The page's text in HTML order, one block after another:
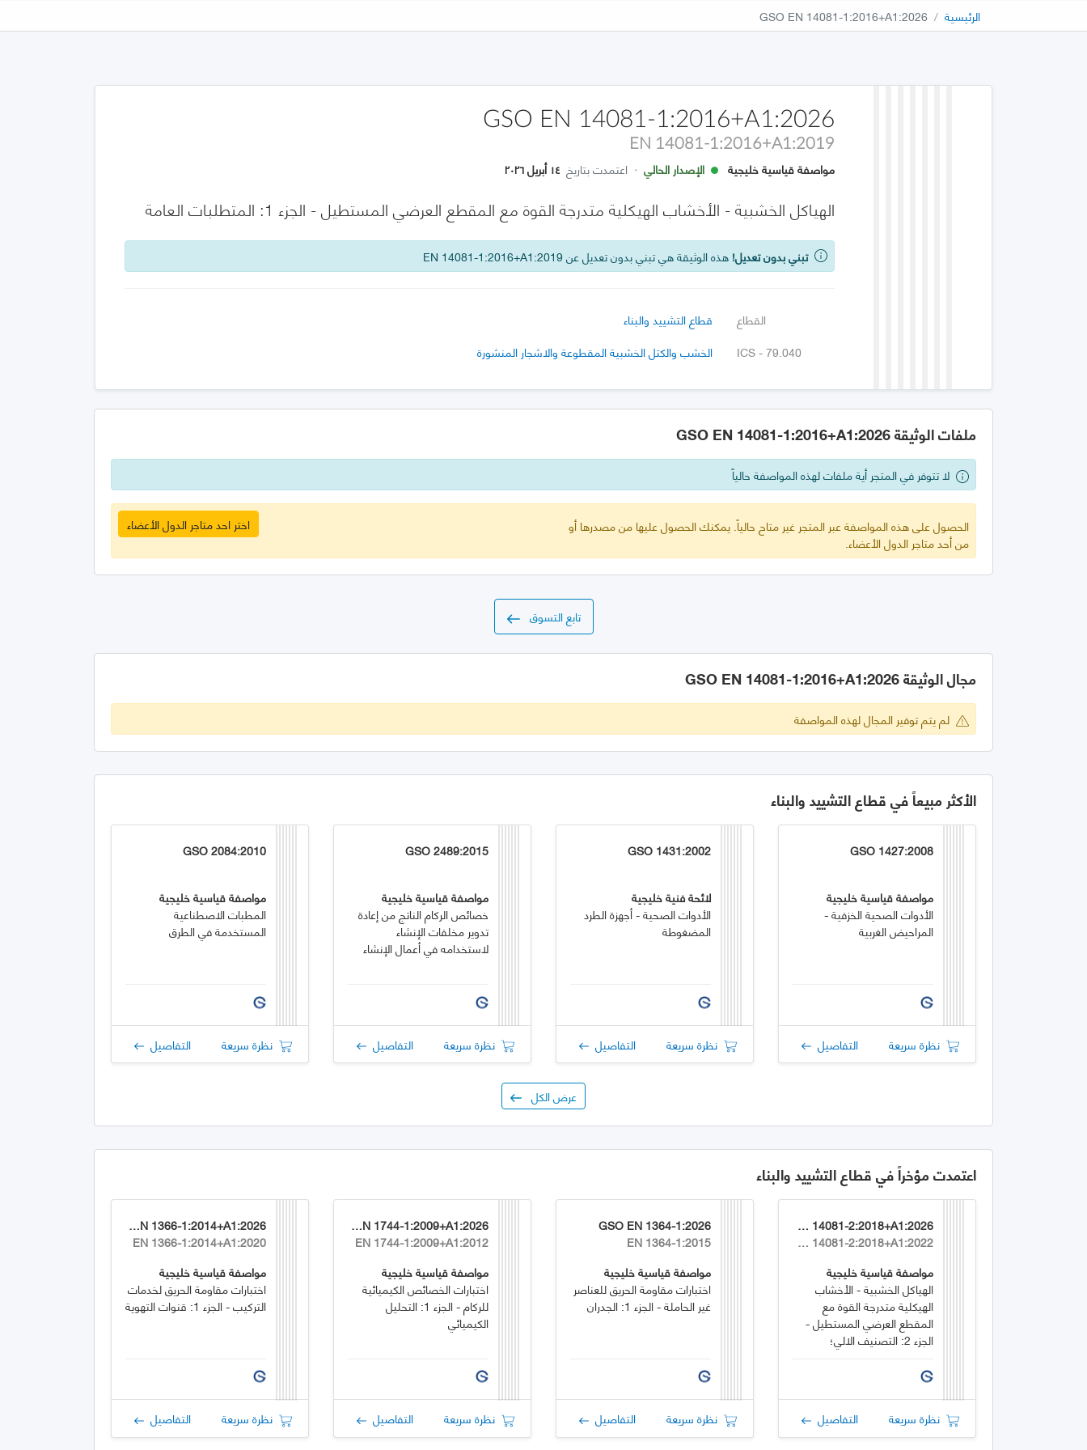
الرئيسية GSO EN 14081-1:2016+A1:2026
GSO EN 14081-1:2016+A1:2026
EN 14081-1:2016+A1:2019
مواصفة قياسية خليجية الإصدار الحالي · اعتمدت بتاريخ ١٤ أبريل ٢٠٢٦
الهياكل الخشبية - الأخشاب الهيكلية متدرجة القوة مع المقطع العرضي المستطيل - الجزء 1: المتطلبات العامة
تبني بدون تعديل! هذه الوثيقة هي تبني بدون تعديل عن EN 14081-1:2016+A1:2019
القطاع
قطاع التشييد والبناء
ICS - 79.040
الخشب والكتل الخشبية المقطوعة والاشجار المنشورة
ملفات الوثيقة GSO EN 14081-1:2016+A1:2026
لا تتوفر في المتجر أية ملفات لهذه المواصفة حالياً
الحصول على هذه المواصفة عبر المتجر غير متاح حالياً. يمكنك الحصول عليها من مصدرها أو
من أحد متاجر الدول الأعضاء.
اختر احد متاجر الدول الأعضاء
تابع التسوق
مجال الوثيقة GSO EN 14081-1:2016+A1:2026
لم يتم توفير المجال لهذه المواصفة
الأكثر مبيعاً في قطاع التشييد والبناء
GSO 1427:2008
مواصفة قياسية خليجية
الأدوات الصحية الخزفية -
المراحيض الغربية
نظرة سريعة التفاصيل
GSO 1431:2002
لائحة فنية خليجية
الأدوات الصحية - أجهزة الطرد
المضغوطة
نظرة سريعة التفاصيل
GSO 2489:2015
مواصفة قياسية خليجية
خصائص الركام الناتج من إعادة
تدوير مخلفات الإنشاء
لاستخدامه في أعمال الإنشاء
نظرة سريعة التفاصيل
GSO 2084:2010
مواصفة قياسية خليجية
المطبات الاصطناعية
المستخدمة في الطرق
نظرة سريعة التفاصيل
عرض الكل
اعتمدت مؤخراً في قطاع التشييد والبناء
GSO EN 14081-2:2018+A1:2026
EN 14081-2:2018+A1:2022
مواصفة قياسية خليجية
الهياكل الخشبية - الأخشاب
الهيكلية متدرجة القوة مع
المقطع العرضي المستطيل -
الجزء 2: التصنيف الالي؛
متطلبات إضافية لاختبار النوع
نظرة سريعة التفاصيل
GSO EN 1364-1:2026
EN 1364-1:2015
مواصفة قياسية خليجية
اختبارات مقاومة الحريق للعناصر
غير الحاملة - الجزء 1: الجدران
نظرة سريعة التفاصيل
GSO EN 1744-1:2009+A1:2026
EN 1744-1:2009+A1:2012
مواصفة قياسية خليجية
اختبارات الخصائص الكيميائية
للركام - الجزء 1: التحليل
الكيميائي
نظرة سريعة التفاصيل
GSO EN 1366-1:2014+A1:2026
EN 1366-1:2014+A1:2020
مواصفة قياسية خليجية
اختبارات مقاومة الحريق لخدمات
التركيب - الجزء 1: قنوات التهوية
نظرة سريعة التفاصيل